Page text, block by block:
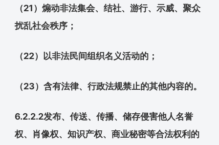
（21）煽动非法集会、结社、游行、示威、聚众
扰乱社会秩序；
（22）以非法民间组织名义活动的；
（23）含有法律、行政法规禁止的其他内容的。
6.2.2.2发布、传送、传播、储存侵害他人名誉
权、肖像权、知识产权、商业秘密等合法权利的